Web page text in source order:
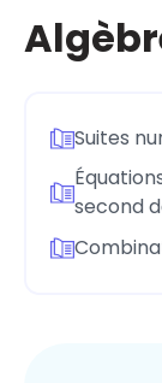
Suites
second